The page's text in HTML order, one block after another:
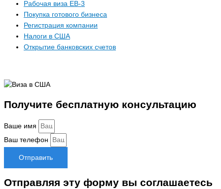
Рабочая виза EB-3
Покупка готового бизнеса
Регистрация компании
Налоги в США
Открытие банковских счетов
Получите бесплатную консультацию
Ваше имя
Ваш телефон
Отправить
Отправляя эту форму вы соглашаетесь